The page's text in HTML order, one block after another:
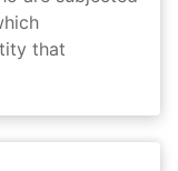
that